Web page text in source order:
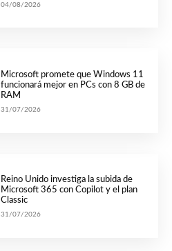
04/08/2026
Microsoft promete que Windows 11
funcionará mejor en PCs con 8 GB de
RAM
31/07/2026
Reino Unido investiga la subida de
Microsoft 365 con Copilot y el plan
Classic
31/07/2026